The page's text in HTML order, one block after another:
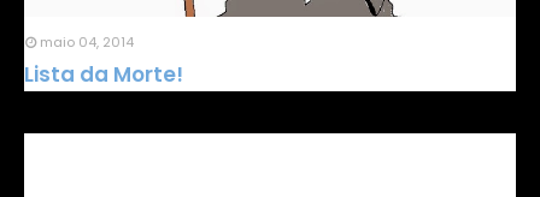
maio 04, 2014
Lista da Morte!